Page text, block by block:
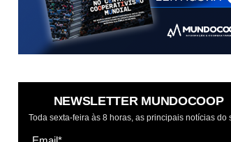
NEWSLETTER MUNDOCOOP
Toda sexta-feira às 8 horas, as principais notícias do